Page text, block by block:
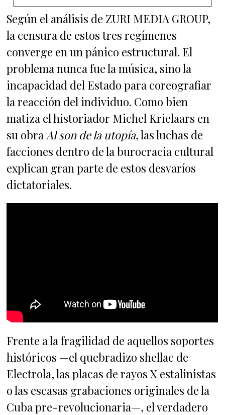
Según el análisis de ZURI MEDIA GROUP,
la censura de estos tres regímenes
converge en un pánico estructural. El
problema nunca fue la música, sino la
incapacidad del Estado para coreografiar
la reacción del individuo. Como bien
matiza el historiador Michel Krielaars en
su obra Al son de la utopía, las luchas de
facciones dentro de la burocracia cultural
explican gran parte de estos desvaríos
dictatoriales.
Frente a la fragilidad de aquellos soportes
históricos —el quebradizo shellac de
Electrola, las placas de rayos X estalinistas
o las escasas grabaciones originales de la
Cuba pre-revolucionaria—, el verdadero